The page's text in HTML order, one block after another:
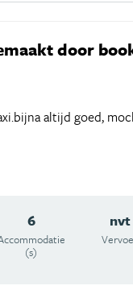
door
altijd goed,
6
(s)
nvt